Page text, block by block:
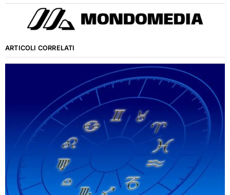
ARTICOLI CORRELATI